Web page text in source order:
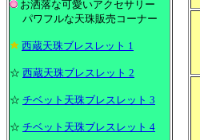
お洒落な可愛いアクセサリー
パワフルな天珠販売コーナー
西蔵天珠ブレスレット 1
☆ 西蔵天珠ブレスレット 2
☆ チベット天珠ブレスレット 3
☆ チベット天珠ブレスレット 4